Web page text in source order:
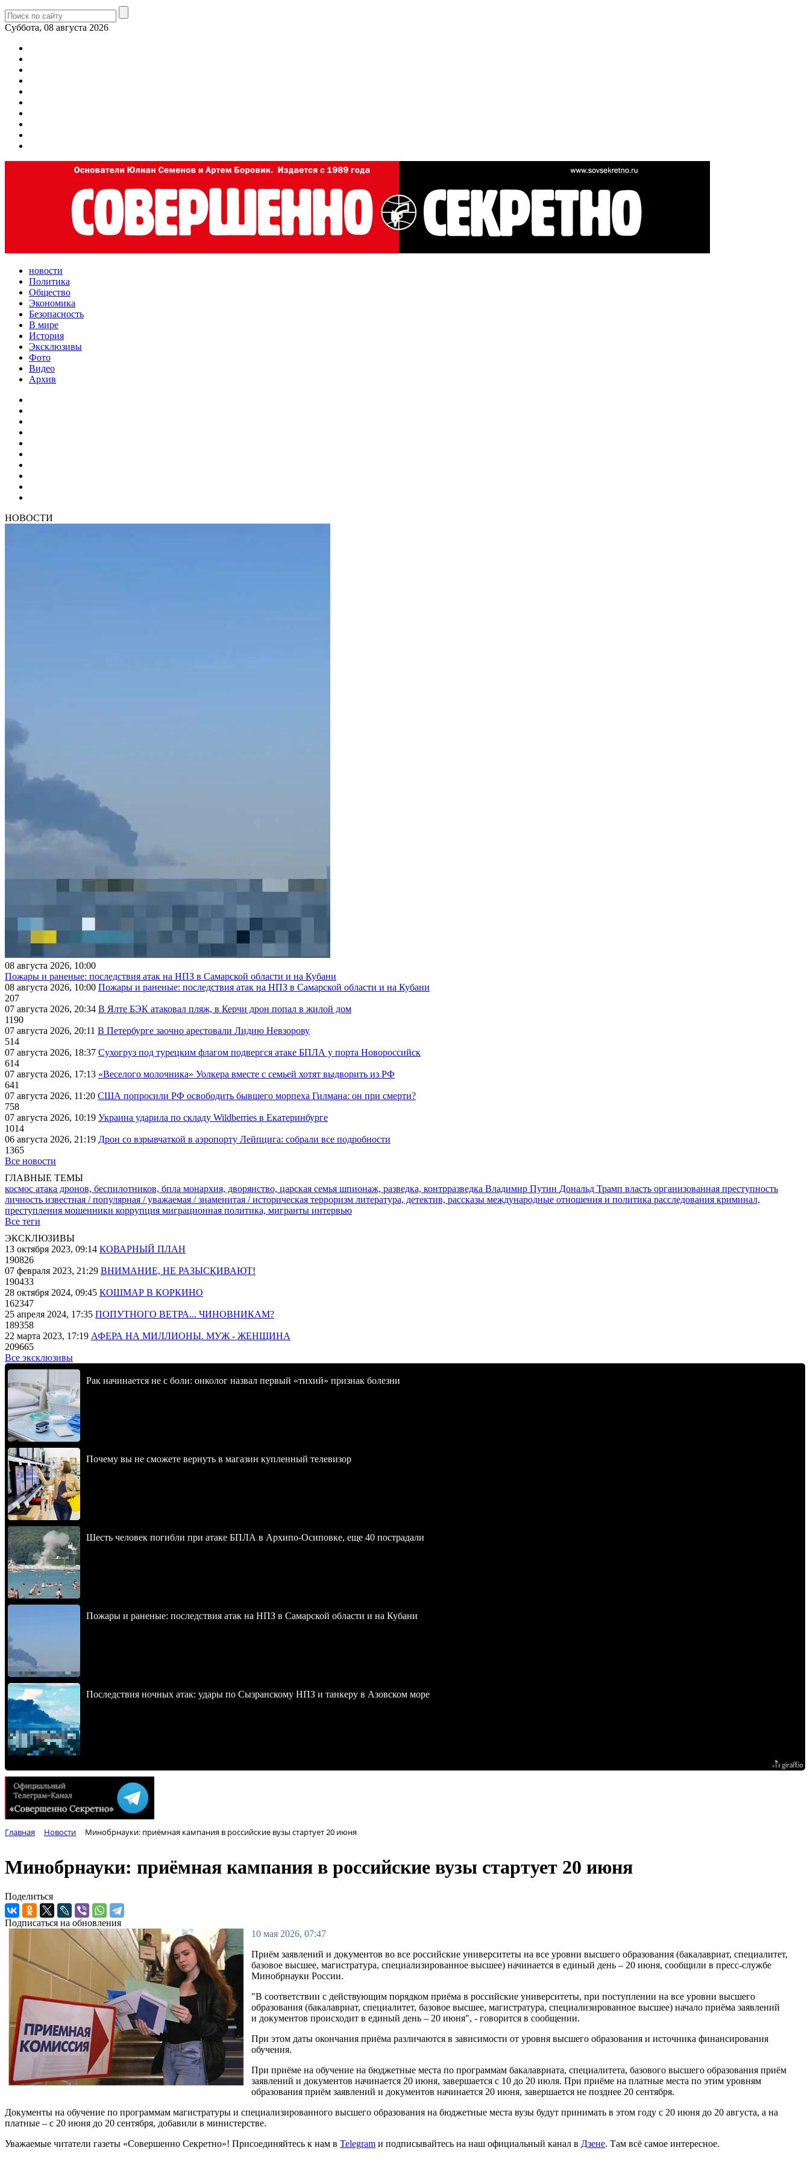
Суббота, 08 августа 2026
новости
Политика
Общество
Экономика
Безопасность
В мире
История
Эксклюзивы
Фото
Видео
Архив
НОВОСТИ
08 августа 2026, 10:00
Пожары и раненые: последствия атак на НПЗ в Самарской области и на Кубани
08 августа 2026, 10:00 Пожары и раненые: последствия атак на НПЗ в Самарской области и на Кубани
207
07 августа 2026, 20:34 В Ялте БЭК атаковал пляж, в Керчи дрон попал в жилой дом
1190
07 августа 2026, 20:11 В Петербурге заочно арестовали Лидию Невзорову
514
07 августа 2026, 18:37 Сухогруз под турецким флагом подвергся атаке БПЛА у порта Новороссийск
614
07 августа 2026, 17:13 «Веселого молочника» Уолкера вместе с семьей хотят выдворить из РФ
641
07 августа 2026, 11:20 США попросили РФ освободить бывшего морпеха Гилмана: он при смерти?
758
07 августа 2026, 10:19 Украина ударила по складу Wildberries в Екатеринбурге
1014
06 августа 2026, 21:19 Дрон со взрывчаткой в аэропорту Лейпцига: собрали все подробности
1365
Все новости
ГЛАВНЫЕ ТЕМЫ
космос атака дронов, беспилотников, бпла монархия, дворянство, царская семья шпионаж, разведка, контрразведка Владимир Путин Дональд Трамп власть организованная преступность
личность известная / популярная / уважаемая / знаменитая / историческая терроризм литература, детектив, рассказы международные отношения и политика расследования криминал,
преступления мошенники коррупция миграционная политика, мигранты интервью
Все теги
ЭКСКЛЮЗИВЫ
13 октября 2023, 09:14 КОВАРНЫЙ ПЛАН
190826
07 февраля 2023, 21:29 ВНИМАНИЕ, НЕ РАЗЫСКИВАЮТ!
190433
28 октября 2024, 09:45 КОШМАР В КОРКИНО
162347
25 апреля 2024, 17:35 ПОПУТНОГО ВЕТРА... ЧИНОВНИКАМ?
189358
22 марта 2023, 17:19 АФЕРА НА МИЛЛИОНЫ. МУЖ - ЖЕНЩИНА
209665
Все эксклюзивы
Рак начинается не с боли: онколог назвал первый «тихий» признак болезни
Почему вы не сможете вернуть в магазин купленный телевизор
Шесть человек погибли при атаке БПЛА в Архипо-Осиповке, еще 40 пострадали
Пожары и раненые: последствия атак на НПЗ в Самарской области и на Кубани
Последствия ночных атак: удары по Сызранскому НПЗ и танкеру в Азовском море
Главная Новости Минобрнауки: приёмная кампания в российские вузы стартует 20 июня
Минобрнауки: приёмная кампания в российские вузы стартует 20 июня
Поделиться
Подписаться на обновления
10 мая 2026, 07:47
Приём заявлений и документов во все российские университеты на все уровни высшего образования (бакалавриат, специалитет,
базовое высшее, магистратура, специализированное высшее) начинается в единый день – 20 июня, сообщили в пресс-службе
Минобрнауки России.
"В соответствии с действующим порядком приёма в российские университеты, при поступлении на все уровни высшего
образования (бакалавриат, специалитет, базовое высшее, магистратура, специализированное высшее) начало приёма заявлений
и документов происходит в единый день – 20 июня", - говорится в сообщении.
При этом даты окончания приёма различаются в зависимости от уровня высшего образования и источника финансирования
обучения.
При приёме на обучение на бюджетные места по программам бакалавриата, специалитета, базового высшего образования приём
заявлений и документов начинается 20 июня, завершается с 10 до 20 июля. При приёме на платные места по этим уровням
образования приём заявлений и документов начинается 20 июня, завершается не позднее 20 сентября.
Документы на обучение по программам магистратуры и специализированного высшего образования на бюджетные места вузы будут принимать в этом году с 20 июня до 20 августа, а на
платные – с 20 июня до 20 сентября, добавили в министерстве.
Уважаемые читатели газеты «Совершенно Секретно»! Присоединяйтесь к нам в Telegram и подписывайтесь на наш официальный канал в Дзене. Там всё самое интересное.